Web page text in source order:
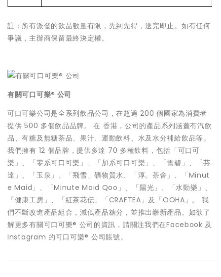
註：所有派發的飲品數量有限，先到先得，送完即止。如有任何
爭議，主辦商保留最終決定權。
有關可口可樂® 公司
可口可樂公司是全系列飲品公司，在超過 200 個國家為消費者
提供 500 多個飲品品牌。 在 香港，公司的產品系列涵蓋有汽飲
品、有糖及無糖茶品、果汁、運動飲料、水及水分補給飲品等。
我們擁有 12 個品牌，提供多達 70 多種飲料，包括「可口可
樂」、「零系可口可樂」、「加系可口可樂」、「雪碧」、「芬
達」、「玉泉」、「飛雪」礦物質水、「淳。茶舍」、「Minut
e Maid」、「Minute Maid Qoo」、「陽光」、「水動樂」、
「健康工房」、「紅茶花伝」「CRAFTEA」及「OOHA」。 我
們不斷改進產品組合，減低產品糖分，並推出嶄新產品。如欲了
解更多有關可口可樂® 公司的資訊，請關注我們在Facebook 及
Instagram 的可口可樂® 公司賬號。